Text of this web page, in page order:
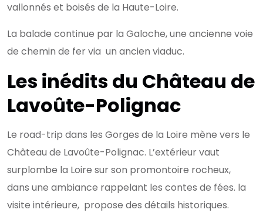
vallonnés et boisés de la Haute-Loire.
La balade continue par la Galoche, une ancienne voie
de chemin de fer via un ancien viaduc.
Les inédits du Château de
Lavoûte-Polignac
Le road-trip dans les Gorges de la Loire mène vers le
Château de Lavoûte-Polignac. L’extérieur vaut
surplombe la Loire sur son promontoire rocheux,
dans une ambiance rappelant les contes de fées. la
visite intérieure, propose des détails historiques.